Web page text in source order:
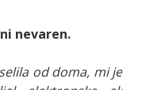
nevaren.
od doma, mi je